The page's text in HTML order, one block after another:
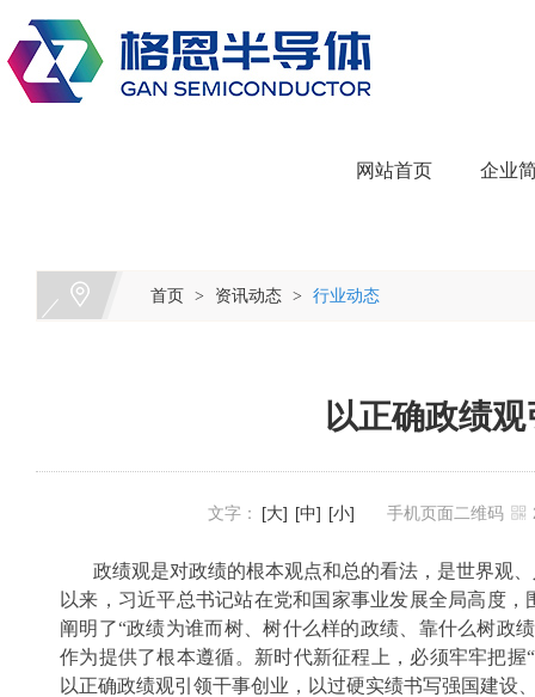
网站首页 企业
首页 > 资讯动态 > 行业动态
以正确政绩
文字： [大] [中] [小] 手机页面二维码
政绩观是对政绩的根本观点和总的看法，是世界观
以来，习近平总书记站在党和国家事业发展全局高度
阐明了“政绩为谁而树、树什么样的政绩、靠什么树政
作为提供了根本遵循。新时代新征程上，必须牢牢把
以正确政绩观引领干事创业，以过硬实绩书写强国建设